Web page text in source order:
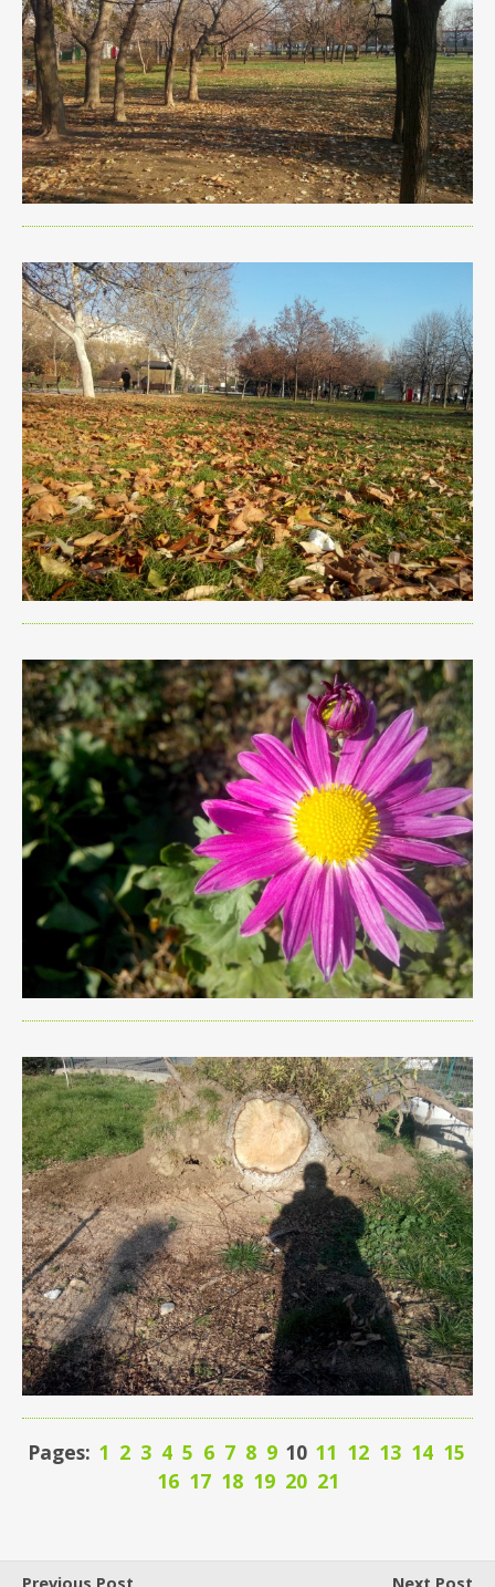
Pages: 1 2 3 4 5 6 7 8 9 10 11 12 13 14 15
16 17 18 19 20 21